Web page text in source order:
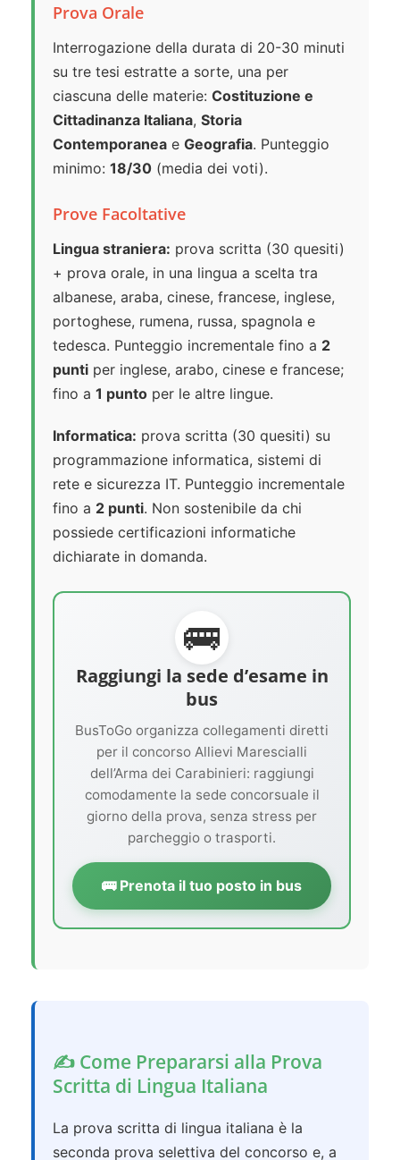
Prova Orale
Interrogazione della durata di 20-30 minuti
su tre tesi estratte a sorte, una per
ciascuna delle materie: Costituzione e
Cittadinanza Italiana, Storia
Contemporanea e Geografia. Punteggio
minimo: 18/30 (media dei voti).
Prove Facoltative
Lingua straniera: prova scritta (30 quesiti)
+ prova orale, in una lingua a scelta tra
albanese, araba, cinese, francese, inglese,
portoghese, rumena, russa, spagnola e
tedesca. Punteggio incrementale fino a 2
punti per inglese, arabo, cinese e francese;
fino a 1 punto per le altre lingue.
Informatica: prova scritta (30 quesiti) su
programmazione informatica, sistemi di
rete e sicurezza IT. Punteggio incrementale
fino a 2 punti. Non sostenibile da chi
possiede certificazioni informatiche
dichiarate in domanda.
🚌
Raggiungi la sede d’esame in
bus
BusToGo organizza collegamenti diretti
per il concorso Allievi Marescialli
dell’Arma dei Carabinieri: raggiungi
comodamente la sede concorsuale il
giorno della prova, senza stress per
parcheggio o trasporti.
🚌 Prenota il tuo posto in bus
✍️ Come Prepararsi alla Prova
Scritta di Lingua Italiana
La prova scritta di lingua italiana è la
seconda prova selettiva del concorso e, a